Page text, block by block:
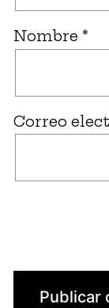
Nombre *
Correo